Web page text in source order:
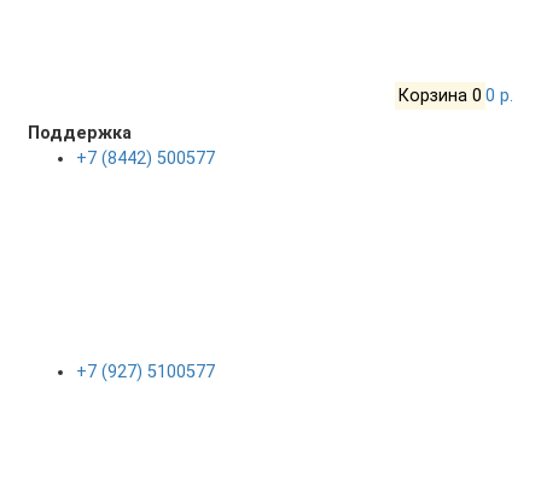
Корзина 0 0 р.
Поддержка
+7 (8442) 500577
+7 (927) 5100577